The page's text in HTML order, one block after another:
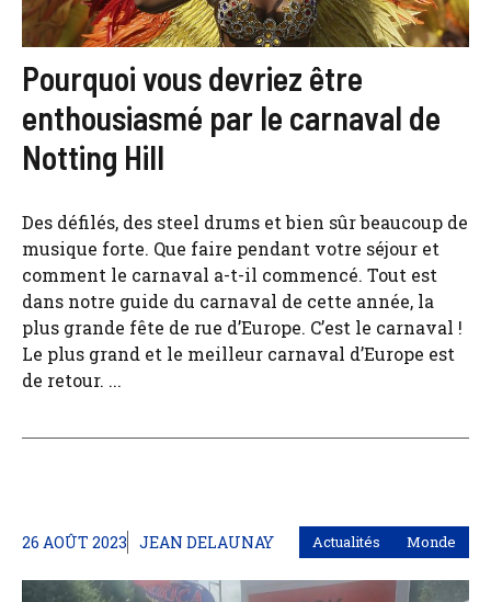
Pourquoi vous devriez être
enthousiasmé par le carnaval de
Notting Hill
Des défilés, des steel drums et bien sûr beaucoup de
musique forte. Que faire pendant votre séjour et
comment le carnaval a-t-il commencé. Tout est
dans notre guide du carnaval de cette année, la
plus grande fête de rue d’Europe. C’est le carnaval !
Le plus grand et le meilleur carnaval d’Europe est
de retour. ...
26 AOÛT 2023 JEAN DELAUNAY Actualités Monde